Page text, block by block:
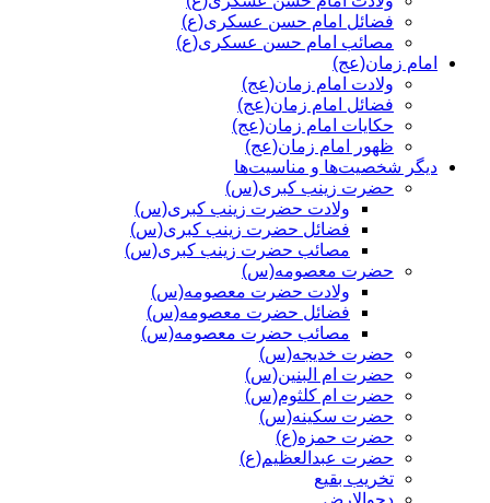
فضائل امام حسن عسکری(ع)
مصائب امام حسن عسکری(ع)
امام زمان(عج)
ولادت امام زمان(عج)
فضائل امام زمان(عج)
حکایات امام زمان(عج)
ظهور امام زمان(عج)
دیگر شخصیت‌ها و مناسیت‌ها
حضرت زینب کبری(س)
ولادت حضرت زینب کبری(س)
فضائل حضرت زینب کبری(س)
مصائب حضرت زینب کبری(س)
حضرت معصومه(س)
ولادت حضرت معصومه(س)
فضائل حضرت معصومه(س)
مصائب حضرت معصومه(س)
حضرت خدیجه(س)
حضرت ام البنین(س)
حضرت ام کلثوم(س)
حضرت سکینه(س)
حضرت حمزه(ع)
حضرت عبدالعظیم(ع)
تخریب بقیع
دحوالارض